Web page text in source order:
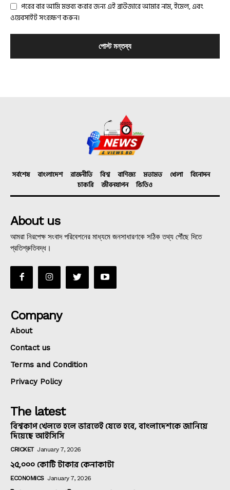
পরের বার আমি মন্তব্য করার জন্য এই ব্রাউজারে আমার নাম, ইমেল, এবং
ওয়েবসাইট সংরক্ষণ করুন।
সর্বশেষ বাংলাদেশ রাজনীতি বিশ্ব বাণিজ্য মতামত খেলা
বিনোদন
চাকরি
জীবনযাপন ভিডিও
About us
আমরা নিরপেক্ষ সংবাদ পরিবেশনের মাধ্যমে জনসাধারণকে সঠিক তথ্য পৌঁছে দিতে
প্রতিশ্রুতিবদ্ধ।
Company
About
Contact us
Terms and Condition
Privacy Policy
The latest
বিশ্বকাপ খেলতে হলে ভারতেই যেতে হবে, বাংলাদেশকে জানিয়ে
দিয়েছে আইসিসি
CRICKET January 7, 2026
২৫,০০০ কোটি টাকার কেনাকাটা
ECONOMICS January 7, 2026